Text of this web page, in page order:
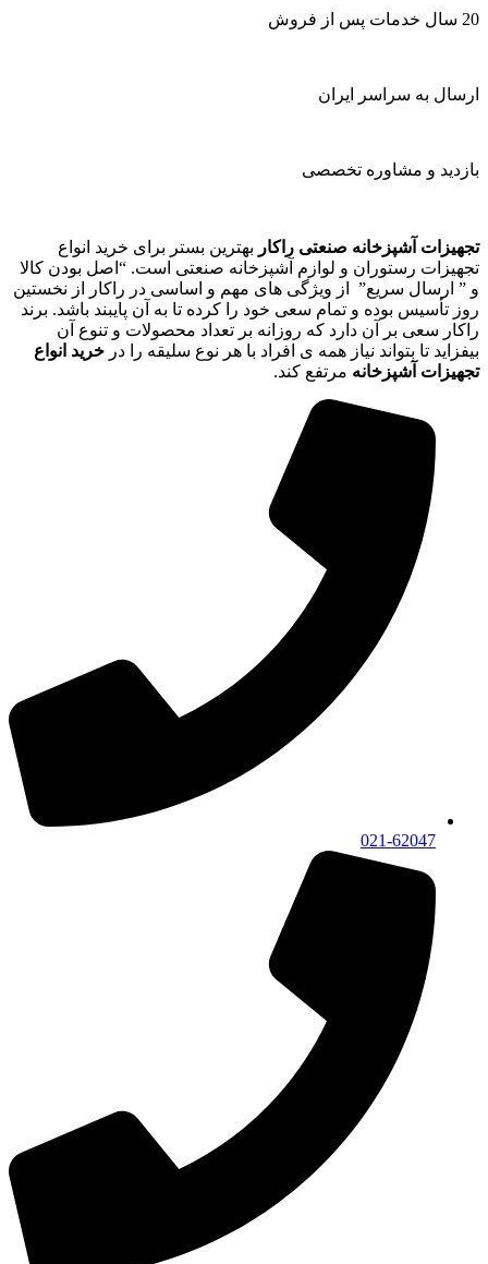
20 سال خدمات پس از فروش
ارسال به سراسر ایران
بازدید و مشاوره تخصصی
تجهیزات آشپزخانه صنعتی راکار بهترین بستر برای خرید انواع
تجهیزات رستوران و لوازم آشپزخانه صنعتی است. “اصل بودن کالا
و ” ارسال سریع” از ویژگی های مهم و اساسی در راکار از نخستین
روز تأسیس بوده و تمام سعی خود را کرده تا به آن پایبند باشد. برند
راکار سعی بر آن دارد که روزانه بر تعداد محصولات و تنوع آن
بیفزاید تا بتواند نیاز همه ی افراد با هر نوع سلیقه را در خرید انواع
تجهیزات آشپزخانه مرتفع کند.
021-62047